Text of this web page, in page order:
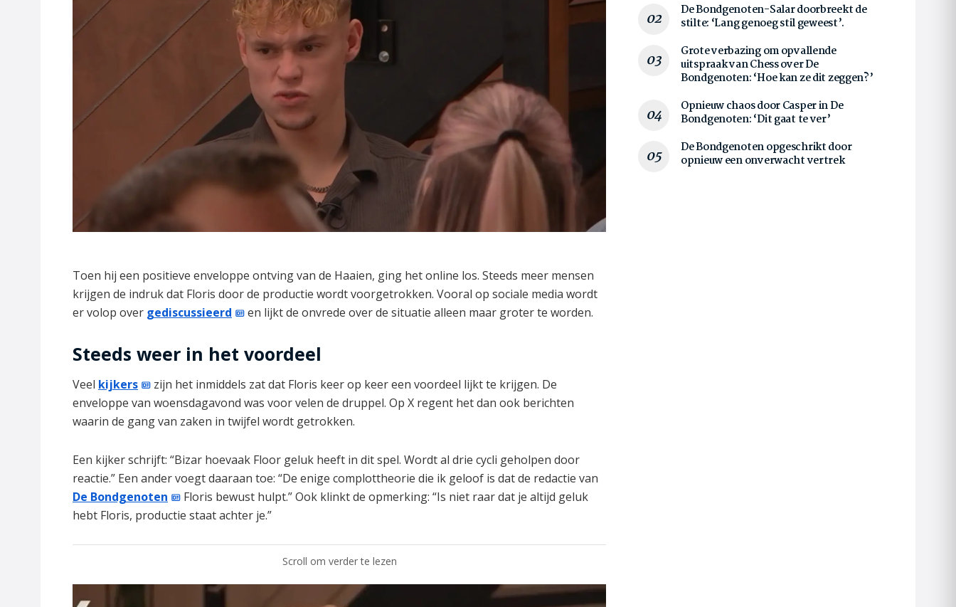
Toen hij een positieve enveloppe ontving van de Haaien, ging het online los. Steeds meer mensen
krijgen de indruk dat Floris door de productie wordt voorgetrokken. Vooral op sociale media wordt
er volop over gediscussieerd en lijkt de onvrede over de situatie alleen maar groter te worden.
Steeds weer in het voordeel
Veel kijkers
zijn het inmiddels zat dat Floris keer op keer een voordeel lijkt te krijgen. De
enveloppe van woensdagavond was voor velen de druppel. Op X regent het dan ook berichten
waarin de gang van zaken in twijfel wordt getrokken.
Een kijker schrijft: “Bizar hoevaak Floor geluk heeft in dit spel. Wordt al drie cycli geholpen door
reactie.” Een ander voegt daaraan toe: “De enige complottheorie die ik geloof is dat de redactie van
De Bondgenoten
Floris bewust hulpt.” Ook klinkt de opmerking: “Is niet raar dat je altijd geluk
hebt Floris, productie staat achter je.”
Scroll om verder te lezen
De Bondgenoten-Salar doorbreekt de
stilte: ‘Lang genoeg stil geweest’.
Grote verbazing om opvallende
uitspraak van Chess over De
Bondgenoten: ‘Hoe kan ze dit zeggen?’
Opnieuw chaos door Casper in De
Bondgenoten: ‘Dit gaat te ver’
De Bondgenoten opgeschrikt door
opnieuw een onverwacht vertrek